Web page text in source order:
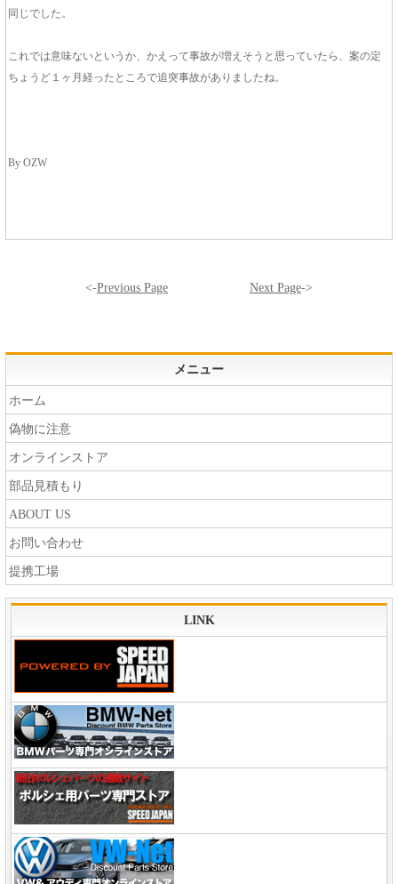
同じでした。
これでは意味ないというか、かえって事故が増えそうと思っていたら、案の定
ちょうど１ヶ月経ったところで追突事故がありましたね。
By OZW
<-Previous Page Next Page->
メニュー
ホーム
偽物に注意
オンラインストア
部品見積もり
ABOUT US
お問い合わせ
提携工場
LINK